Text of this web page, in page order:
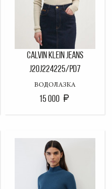
CALVIN KLEIN JEANS
J20J224225/PD7
ВОДОЛАЗКА
15 000